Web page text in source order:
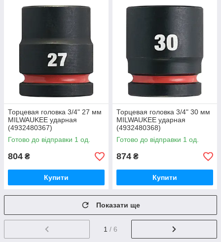
Торцевая головка 3/4" 27 мм
MILWAUKEE ударная
(4932480367)
Готово до відправки 1 од.
804 ₴
Купити
Торцевая головка 3/4" 30 мм
MILWAUKEE ударная
(4932480368)
Готово до відправки 1 од.
874 ₴
Купити
Показати ще
1 / 6